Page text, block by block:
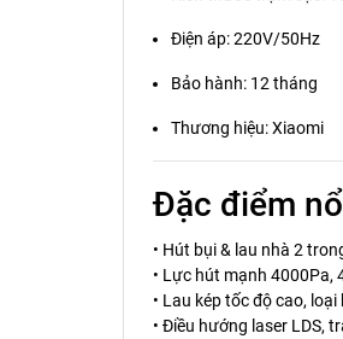
Điện áp: 220V/50Hz
Bảo hành: 12 tháng
Thương hiệu: Xiaomi
Đặc điểm
• Hút bụi & lau nhà 2
• Lực hút mạnh 4000Pa,
• Lau kép tốc độ cao,
• Điều hướng laser LDS,